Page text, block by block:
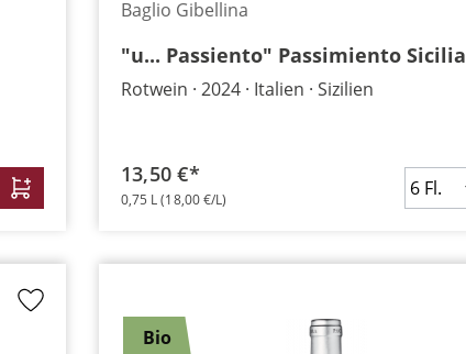
Baglio Gibellina
"u... Passiento" Passimiento Sicilia
Rotwein 2024 Italien Sizilien
13,50 €*
0,75 L(18,00 €/L)
Bio